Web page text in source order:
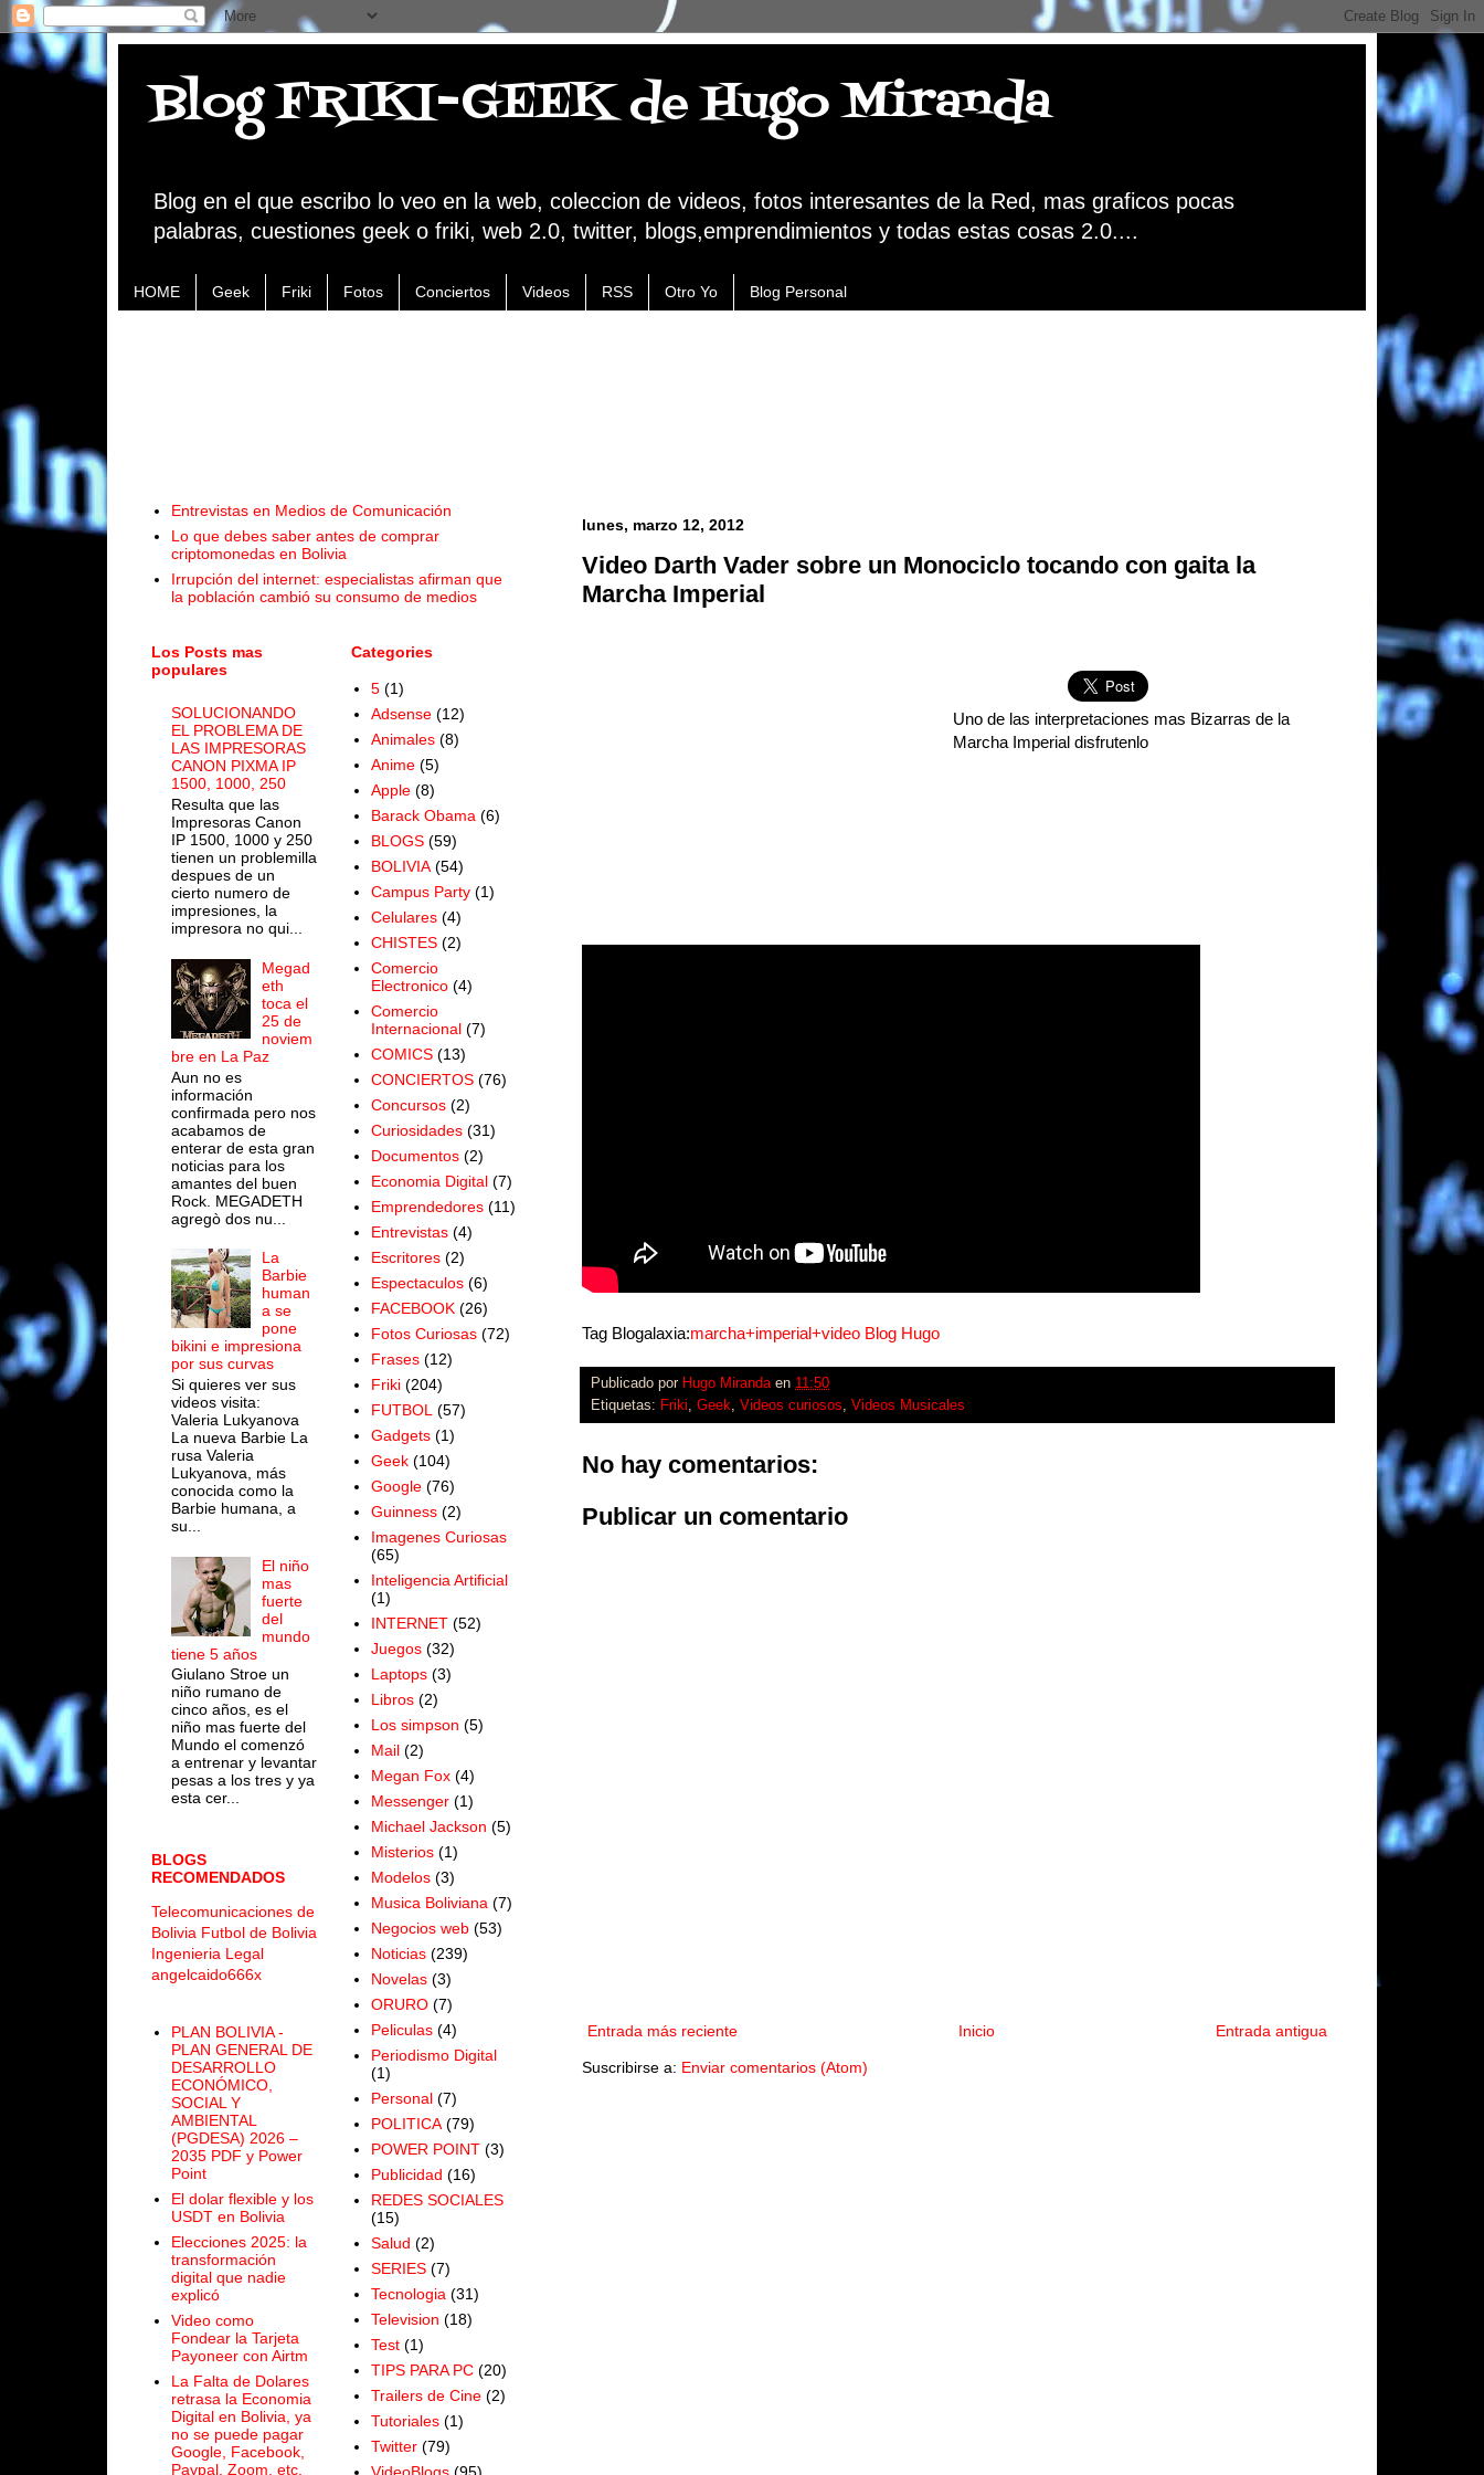
Blog FRIKI-GEEK de Hugo Miranda
Blog en el que escribo lo veo en la web, coleccion de videos, fotos interesantes de la Red, mas graficos pocas
palabras, cuestiones geek o friki, web 2.0, twitter, blogs,emprendimientos y todas estas cosas 2.0....
HOME Geek Friki Fotos Conciertos Videos RSS Otro Yo Blog Personal
lunes, marzo 12, 2012
Video Darth Vader sobre un Monociclo tocando con gaita la
Marcha Imperial
Uno de las interpretaciones mas Bizarras de la
Marcha Imperial disfrutenlo
Tag Blogalaxia:marcha+imperial+video Blog Hugo
Publicado por Hugo Miranda en 11:50
Etiquetas: Friki, Geek, Videos curiosos, Videos Musicales
No hay comentarios:
Publicar un comentario
Entrada más reciente Entrada antigua
Inicio
Suscribirse a: Enviar comentarios (Atom)
Entrevistas en Medios de Comunicación
Lo que debes saber antes de comprar
criptomonedas en Bolivia
Irrupción del internet: especialistas afirman que
la población cambió su consumo de medios
Los Posts mas
populares
SOLUCIONANDO
EL PROBLEMA DE
LAS IMPRESORAS
CANON PIXMA IP
1500, 1000, 250
Resulta que las
Impresoras Canon
IP 1500, 1000 y 250
tienen un problemilla
despues de un
cierto numero de
impresiones, la
impresora no qui...
Megad
eth
toca el
25 de
noviem
bre en La Paz
Aun no es
información
confirmada pero nos
acabamos de
enterar de esta gran
noticias para los
amantes del buen
Rock. MEGADETH
agregò dos nu...
La
Barbie
human
a se
pone
bikini e impresiona
por sus curvas
Si quieres ver sus
videos visita:
Valeria Lukyanova
La nueva Barbie La
rusa Valeria
Lukyanova, más
conocida como la
Barbie humana, a
su...
El niño
mas
fuerte
del
mundo
tiene 5 años
Giulano Stroe un
niño rumano de
cinco años, es el
niño mas fuerte del
Mundo el comenzó
a entrenar y levantar
pesas a los tres y ya
esta cer...
BLOGS
RECOMENDADOS
Telecomunicaciones de
Bolivia Futbol de Bolivia
Ingenieria Legal
angelcaido666x
PLAN BOLIVIA -
PLAN GENERAL DE
DESARROLLO
ECONÓMICO,
SOCIAL Y
AMBIENTAL
(PGDESA) 2026 –
2035 PDF y Power
Point
El dolar flexible y los
USDT en Bolivia
Elecciones 2025: la
transformación
digital que nadie
explicó
Video como
Fondear la Tarjeta
Payoneer con Airtm
La Falta de Dolares
retrasa la Economia
Digital en Bolivia, ya
no se puede pagar
Google, Facebook,
Paypal, Zoom, etc.
Categories
5 (1)
Adsense (12)
Animales (8)
Anime (5)
Apple (8)
Barack Obama (6)
BLOGS (59)
BOLIVIA (54)
Campus Party (1)
Celulares (4)
CHISTES (2)
Comercio
Electronico (4)
Comercio
Internacional (7)
COMICS (13)
CONCIERTOS (76)
Concursos (2)
Curiosidades (31)
Documentos (2)
Economia Digital (7)
Emprendedores (11)
Entrevistas (4)
Escritores (2)
Espectaculos (6)
FACEBOOK (26)
Fotos Curiosas (72)
Frases (12)
Friki (204)
FUTBOL (57)
Gadgets (1)
Geek (104)
Google (76)
Guinness (2)
Imagenes Curiosas
(65)
Inteligencia Artificial
(1)
INTERNET (52)
Juegos (32)
Laptops (3)
Libros (2)
Los simpson (5)
Mail (2)
Megan Fox (4)
Messenger (1)
Michael Jackson (5)
Misterios (1)
Modelos (3)
Musica Boliviana (7)
Negocios web (53)
Noticias (239)
Novelas (3)
ORURO (7)
Peliculas (4)
Periodismo Digital
(1)
Personal (7)
POLITICA (79)
POWER POINT (3)
Publicidad (16)
REDES SOCIALES
(15)
Salud (2)
SERIES (7)
Tecnologia (31)
Television (18)
Test (1)
TIPS PARA PC (20)
Trailers de Cine (2)
Tutoriales (1)
Twitter (79)